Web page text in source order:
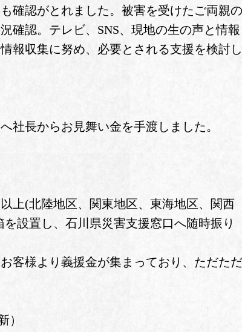
確認がとれました。被害を受けたご両親の
確認。テレビ、SNS、現地の生の声と情報
報収集に努め、必要とされる支援を検討し
社長からお見舞い金を手渡しました。
上(北陸地区、関東地区、東海地区、関西
設置し、石川県災害支援窓口へ随時振り
客様より義援金が集まっており、ただただ
）